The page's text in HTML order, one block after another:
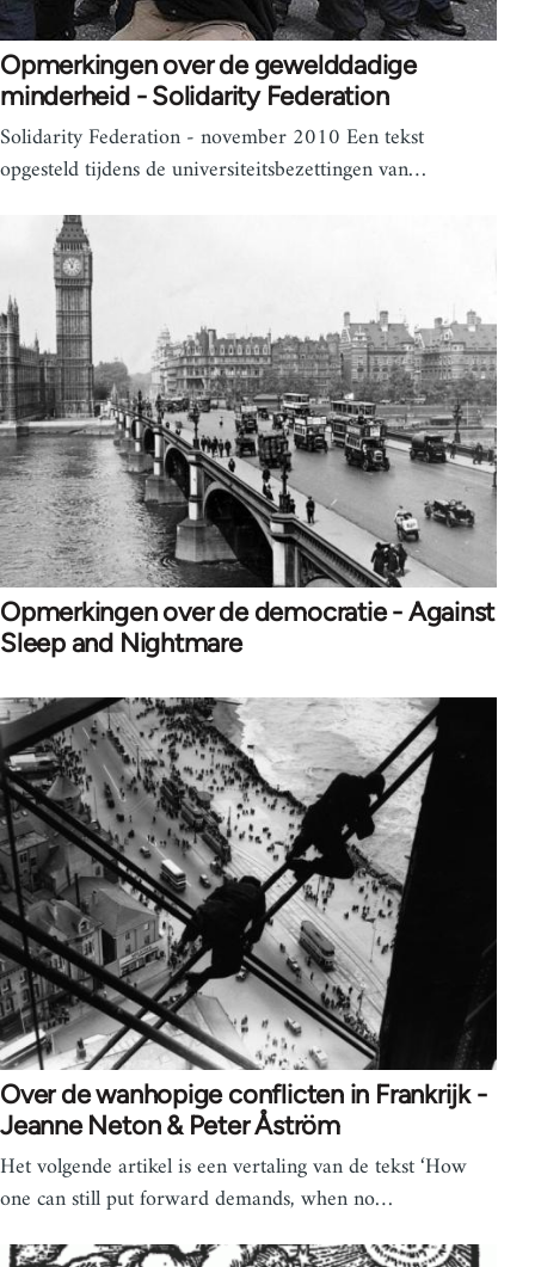
Opmerkingen over de gewelddadige
minderheid - Solidarity Federation
Solidarity Federation - november 2010 Een tekst
opgesteld tijdens de universiteitsbezettingen van…
Opmerkingen over de democratie - Against
Sleep and Nightmare
Over de wanhopige conflicten in Frankrijk -
Jeanne Neton & Peter Åström
Het volgende artikel is een vertaling van de tekst ‘How
one can still put forward demands, when no…